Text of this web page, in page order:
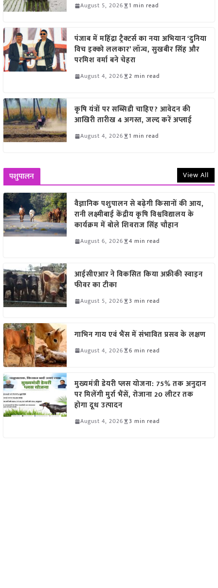
August 5, 2026 1 min read
पंजाब में महिंद्रा ट्रैक्टर्स का नया अभियान ‘दुनिया
विच इक्को ललकार’ लॉन्च, सुखबीर सिंह और
परमिश वर्मा बने चेहरा
August 4, 2026 2 min read
कृषि यंत्रों पर सब्सिडी चाहिए? आवेदन की
आखिरी तारीख 4 अगस्त, जल्द करें अप्लाई
August 4, 2026 1 min read
पशुपालन View All
वैज्ञानिक पशुपालन से बढ़ेगी किसानों की आय,
रानी लक्ष्मीबाई केंद्रीय कृषि विश्वविद्यालय के
कार्यक्रम में बोले शिवराज सिंह चौहान
August 6, 2026 4 min read
आईसीएआर ने विकसित किया अफ्रीकी स्वाइन
फीवर का टीका
August 5, 2026 3 min read
गाभिन गाय एवं भैंस में संभावित प्रसव के लक्षण
August 4, 2026 6 min read
मुख्यमंत्री डेयरी प्लस योजना: 75% तक अनुदान
पर मिलेंगी मुर्रा भैंसें, रोजाना 20 लीटर तक
होगा दूध उत्पादन
August 4, 2026 3 min read